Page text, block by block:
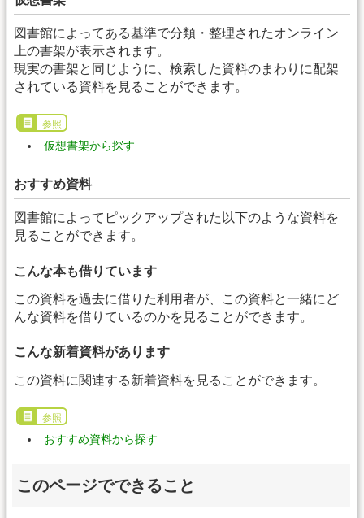
図書館によってある基準で分類・整理されたオンライン
上の書架が表示されます。
現実の書架と同じように、検索した資料のまわりに配架
されている資料を見ることができます。
参照
仮想書架から探す
おすすめ資料
図書館によってピックアップされた以下のような資料を
見ることができます。
こんな本も借りています
この資料を過去に借りた利用者が、この資料と一緒にど
んな資料を借りているのかを見ることができます。
こんな新着資料があります
この資料に関連する新着資料を見ることができます。
参照
おすすめ資料から探す
このページでできること